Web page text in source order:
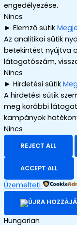
engedélyezése.
Nincs
► Elemző sütik
Az analitikai sütik
betekintést nyújtva
látogatószám,
Nincs
► Hirdetési sütik
A hirdetési sütik
meg korábbi
kampányok
Nincs
REJECT ALL
ACCEPT ALL
Üzemelteti
Hungarian